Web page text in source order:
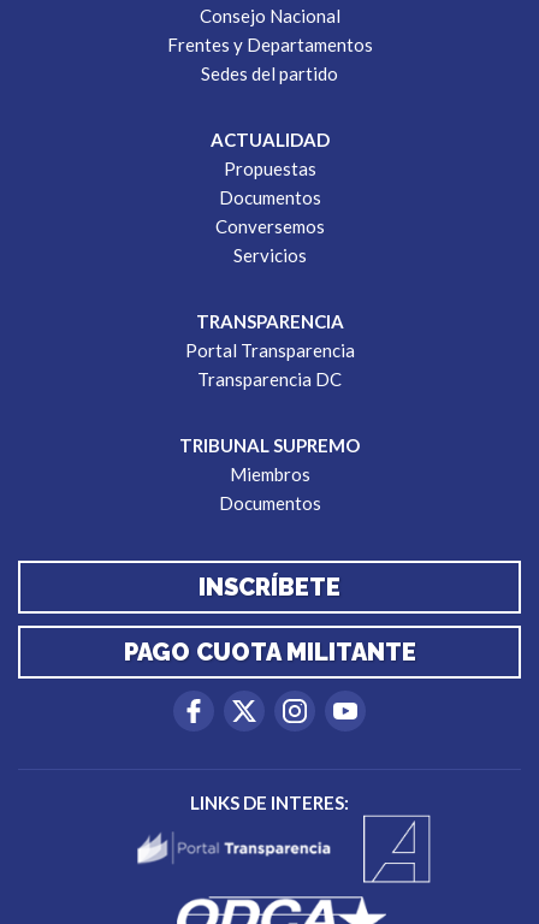
Consejo Nacional
Frentes y Departamentos
Sedes del partido
ACTUALIDAD
Propuestas
Documentos
Conversemos
Servicios
TRANSPARENCIA
Portal Transparencia
Transparencia DC
TRIBUNAL SUPREMO
Miembros
Documentos
INSCRÍBETE
PAGO CUOTA MILITANTE
LINKS DE INTERES: